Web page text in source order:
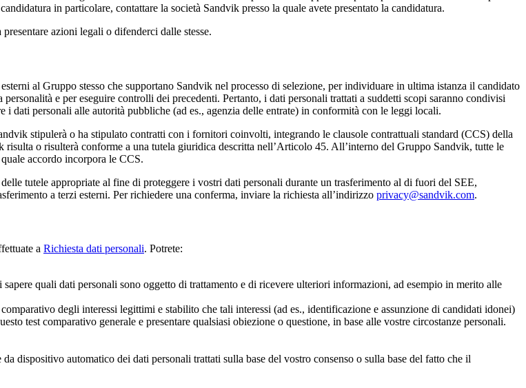
in particolare, contattare la società Sandvik presso la quale avete presentato la candidatura.
azioni legali o difenderci dalle stesse.
al Gruppo stesso che supportano Sandvik nel processo di selezione, per individuare in ultima istanza il candidato
e per eseguire controlli dei precedenti. Pertanto, i dati personali trattati a suddetti scopi saranno condivisi
personali alle autorità pubbliche (ad es., agenzia delle entrate) in conformità con le leggi locali.
stipulerà o ha stipulato contratti con i fornitori coinvolti, integrando le clausole contrattuali standard (CCS) della
o risulterà conforme a una tutela giuridica descritta nell’Articolo 45. All’interno del Gruppo Sandvik, tutte le
accordo incorpora le CCS.
tutele appropriate al fine di proteggere i vostri dati personali durante un trasferimento al di fuori del SEE,
a terzi esterni. Per richiedere una conferma, inviare la richiesta all’indirizzo privacy@sandvik.com.
a Richiesta dati personali. Potrete:
quali dati personali sono oggetto di trattamento e di ricevere ulteriori informazioni, ad esempio in merito alle
degli interessi legittimi e stabilito che tali interessi (ad es., identificazione e assunzione di candidati idonei)
test comparativo generale e presentare qualsiasi obiezione o questione, in base alle vostre circostanze personali.
dispositivo automatico dei dati personali trattati sulla base del vostro consenso o sulla base del fatto che il